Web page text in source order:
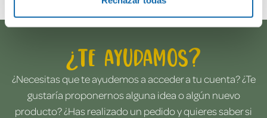
¿Te ayudamos?
¿Necesitas que te ayudemos a acceder a tu cuenta? ¿Te
gustaría proponernos alguna idea o algún nuevo
producto? ¿Has realizado un pedido y quieres saber si